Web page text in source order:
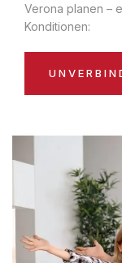
Verona planen –
Konditionen: